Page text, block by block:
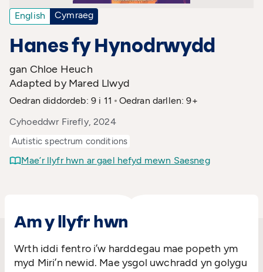
English Cymraeg
Hanes fy Hynodrwydd
gan Chloe Heuch
Adapted by Mared Llwyd
Oedran diddordeb: 9 i 11
Oedran darllen: 9+
Cyhoeddwr Firefly, 2024
Autistic spectrum conditions
Mae’r llyfr hwn ar gael hefyd mewn Saesneg
Am y llyfr hwn
Wrth iddi fentro i’w harddegau mae popeth ym
myd Miri’n newid. Mae ysgol uwchradd yn golygu